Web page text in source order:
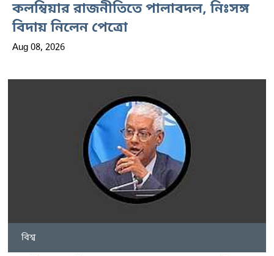
কলম্বিয়ার রাজনীতিতে পালাবদল, নিঃসঙ্গ
বিদায় নিলেন পেত্রো
Aug 08, 2026
বিশ্ব